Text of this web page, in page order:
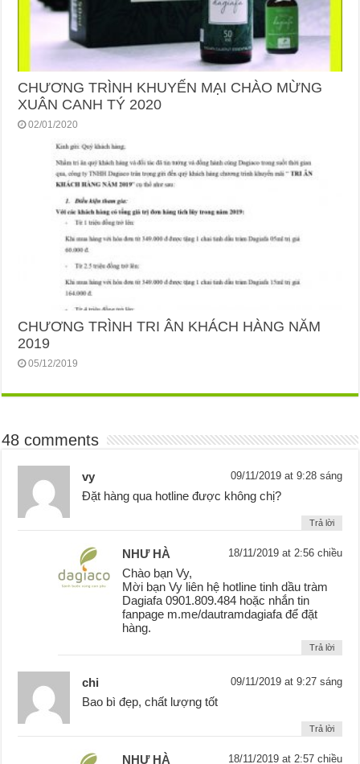
CHƯƠNG TRÌNH KHUYẾN MẠI CHÀO MỪNG
XUÂN CANH TÝ 2020
02/01/2020
CHƯƠNG TRÌNH TRI ÂN KHÁCH HÀNG NĂM
2019
05/12/2019
48 comments
vy 09/11/2019 at 9:28 sáng
Đặt hàng qua hotline được không chị?
Trả lời
NHƯ HÀ 18/11/2019 at 2:56 chiều
Chào bạn Vy,
Mời bạn Vy liên hệ hotline tinh dầu tràm
Dagiafa 0901.809.484 hoặc nhắn tin
fanpage m.me/dautramdagiafa để đặt
hàng.
Trả lời
chi 09/11/2019 at 9:27 sáng
Bao bì đẹp, chất lượng tốt
Trả lời
NHƯ HÀ 18/11/2019 at 2:57 chiều